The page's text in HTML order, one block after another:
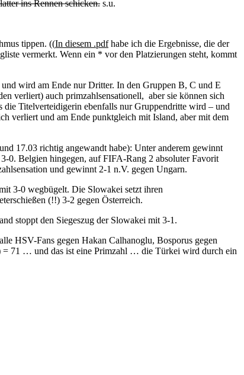
ins Rennen schicken. s.u.
tippen. ((In diesem .pdfhabe ich die Ergebnisse, die der
vermerkt. Wenn ein * vor den Platzierungen steht, kommt
wird am Ende nur Dritter. In den Gruppen B, C und E
verliert) auch primzahlsensationell, aber sie können sich
die Titelverteidigerin ebenfalls nur Gruppendritte wird – und
verliert und am Ende punktgleich mit Island, aber mit dem
17.03 richtig angewandt habe): Unter anderem gewinnt
0. Belgien hingegen, auf FIFA-Rang 2 absoluter Favorit
und gewinnt 2-1 n.V. gegen Ungarn.
3-0 wegbügelt. Die Slowakei setzt ihren
(!!) 3-2 gegen Österreich.
stoppt den Siegeszug der Slowakei mit 3-1.
HSV-Fans gegen Hakan Calhanoglu, Bosporus gegen
= 71 … und das ist eine Primzahl … die Türkei wird durch ein